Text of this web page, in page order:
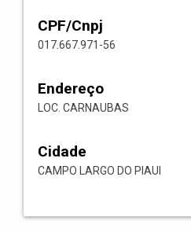
CPF/Cnpj
017.667.971-56
Endereço
LOC. CARNAUBAS
Cidade
CAMPO LARGO DO PIAUI